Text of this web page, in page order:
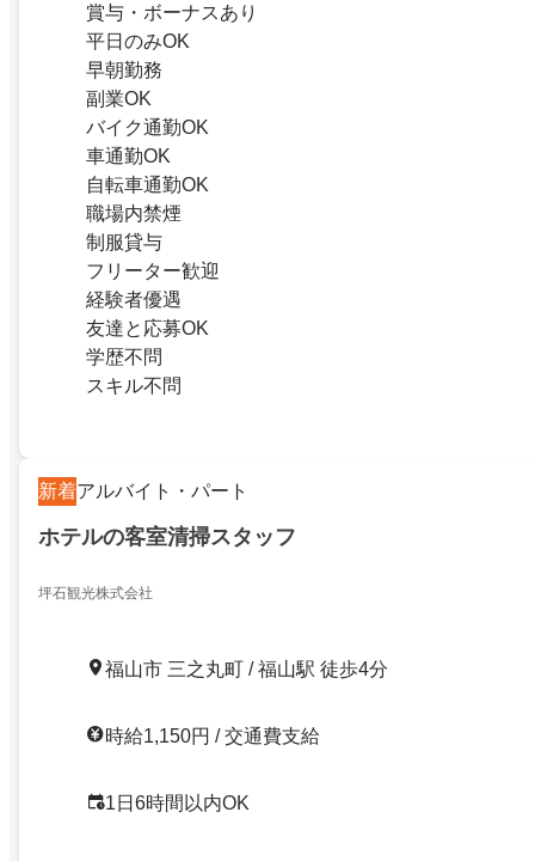
賞与・ボーナスあり
平日のみOK
早朝勤務
副業OK
バイク通勤OK
車通勤OK
自転車通勤OK
職場内禁煙
制服貸与
フリーター歓迎
経験者優遇
友達と応募OK
学歴不問
スキル不問
新着アルバイト・パート
ホテルの客室清掃スタッフ
坪石観光株式会社
福山市 三之丸町 / 福山駅 徒歩4分
時給1,150円 / 交通費支給
1日6時間以内OK